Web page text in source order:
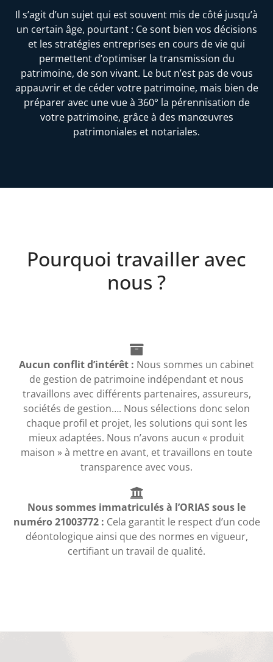
Il s’agit d’un sujet qui est souvent mis de côté jusqu’à
un certain âge, pourtant : Ce sont bien vos décisions
et les stratégies entreprises en cours de vie qui
permettent d’optimiser la transmission du
patrimoine, de son vivant. Le but n’est pas de vous
appauvrir et de céder votre patrimoine, mais bien de
préparer avec une vue à 360° la pérennisation de
votre patrimoine, grâce à des manœuvres
patrimoniales et notariales.
Pourquoi travailler avec
nous ?
Aucun conflit d’intérêt : Nous sommes un cabinet
de gestion de patrimoine indépendant et nous
travaillons avec différents partenaires, assureurs,
sociétés de gestion…. Nous sélections donc selon
chaque profil et projet, les solutions qui sont les
mieux adaptées. Nous n’avons aucun « produit
maison » à mettre en avant, et travaillons en toute
transparence avec vous.
Nous sommes immatriculés à l’ORIAS sous le
numéro 21003772 : Cela garantit le respect d’un code
déontologique ainsi que des normes en vigueur,
certifiant un travail de qualité.